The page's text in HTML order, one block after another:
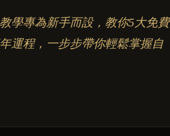
學專為新手而設，教你5大免費
運程，一步步帶你輕鬆掌握自